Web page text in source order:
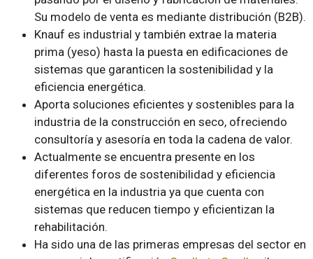
Su modelo de venta es mediante distribución (B2B).
Knauf es industrial y también extrae la materia
prima (yeso) hasta la puesta en edificaciones de
sistemas que garanticen la sostenibilidad y la
eficiencia energética.
Aporta soluciones eficientes y sostenibles para la
industria de la construcción en seco, ofreciendo
consultoría y asesoría en toda la cadena de valor.
Actualmente se encuentra presente en los
diferentes foros de sostenibilidad y eficiencia
energética en la industria ya que cuenta con
sistemas que reducen tiempo y eficientizan la
rehabilitación.
Ha sido una de las primeras empresas del sector en